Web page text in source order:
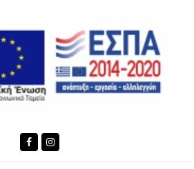
FacebookInstagram